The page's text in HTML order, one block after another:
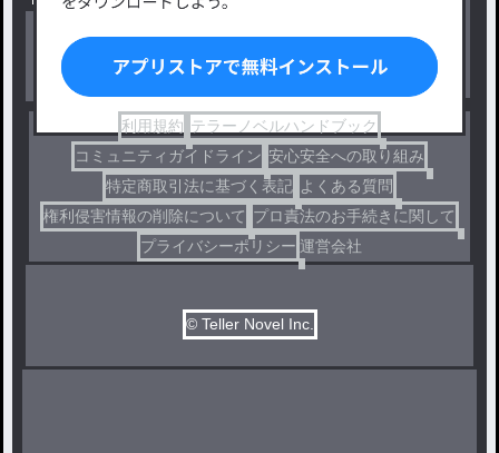
コメディ
利用規約 テラーノベルハンドブック
コミュニティガイドライン 安心安全への取り組み
特定商取引法に基づく表記 よくある質問
権利侵害情報の削除について プロ責法のお手続きに関して
プライバシーポリシー 運営会社
© Teller Novel Inc.